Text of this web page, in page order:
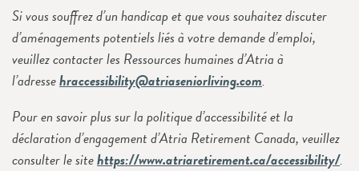
Si vous souffrez d’un handicap et que vous souhaitez discuter
d’aménagements potentiels liés à votre demande d’emploi,
veuillez contacter les Ressources humaines d’Atria à
l’adressehraccessibility@atriaseniorliving.com.
Pour en savoir plus sur la politique d’accessibilité et la
déclaration d’engagement d’Atria Retirement Canada, veuillez
consulter le sitehttps://www.atriaretirement.ca/accessibility/.